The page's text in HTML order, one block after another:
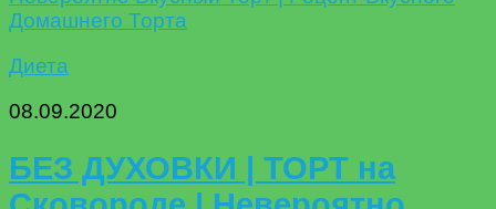
Диета
08.09.2020
БЕЗ ДУХОВКИ | ТОРТ на